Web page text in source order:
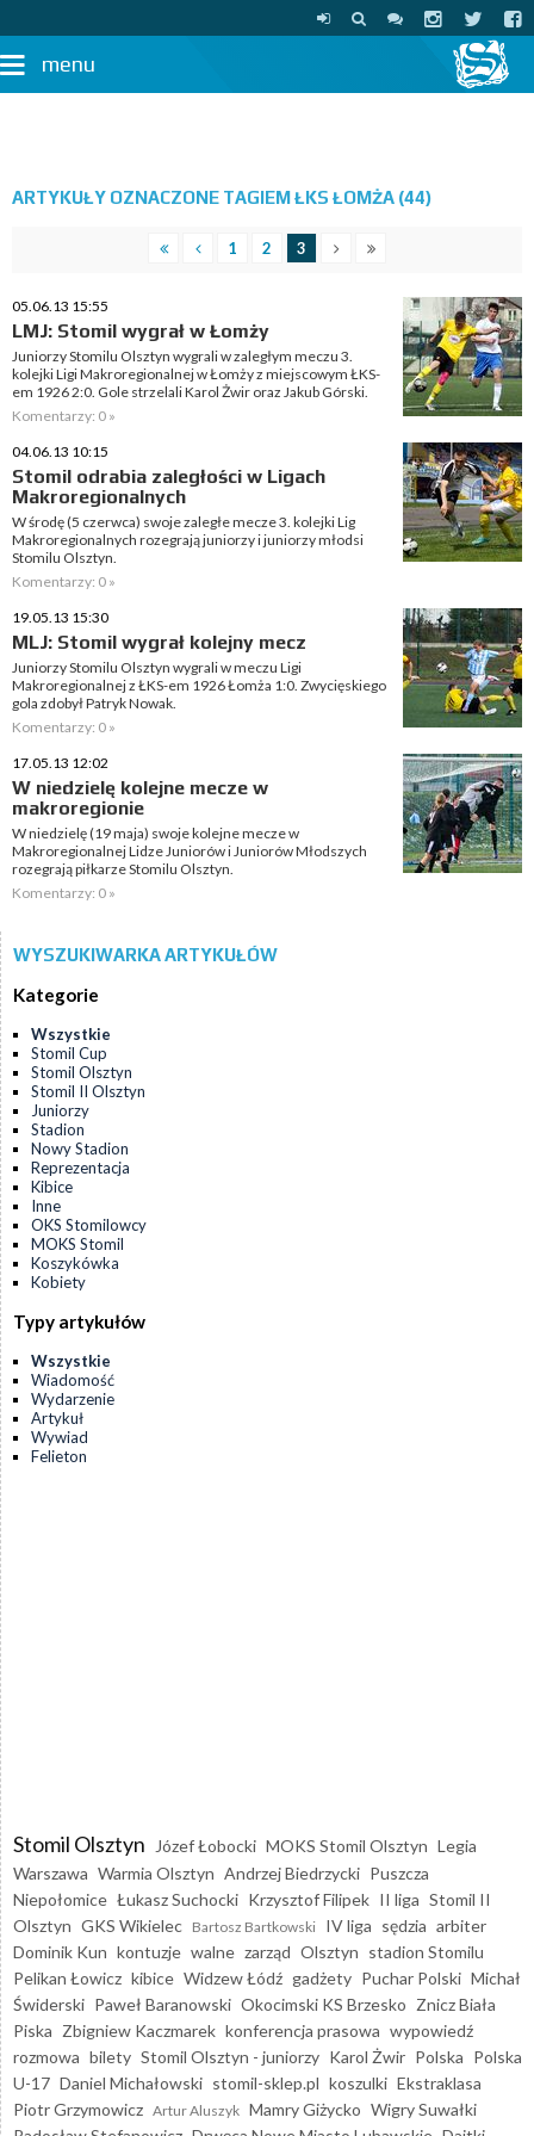
menu
ARTYKUŁY OZNACZONE TAGIEM ŁKS ŁOMŻA (44)
1 2 3
05.06.13 15:55
LMJ: Stomil wygrał w Łomży
Juniorzy Stomilu Olsztyn wygrali w zaległym meczu 3.
kolejki Ligi Makroregionalnej w Łomży z miejscowym ŁKS-
em 1926 2:0. Gole strzelali Karol Żwir oraz Jakub Górski.
Komentarzy: 0 »
04.06.13 10:15
Stomil odrabia zaległości w Ligach
Makroregionalnych
W środę (5 czerwca) swoje zaległe mecze 3. kolejki Lig
Makroregionalnych rozegrają juniorzy i juniorzy młodsi
Stomilu Olsztyn.
Komentarzy: 0 »
19.05.13 15:30
MLJ: Stomil wygrał kolejny mecz
Juniorzy Stomilu Olsztyn wygrali w meczu Ligi
Makroregionalnej z ŁKS-em 1926 Łomża 1:0. Zwycięskiego
gola zdobył Patryk Nowak.
Komentarzy: 0 »
17.05.13 12:02
W niedzielę kolejne mecze w
makroregionie
W niedzielę (19 maja) swoje kolejne mecze w
Makroregionalnej Lidze Juniorów i Juniorów Młodszych
rozegrają piłkarze Stomilu Olsztyn.
Komentarzy: 0 »
WYSZUKIWARKA ARTYKUŁÓW
Kategorie
Wszystkie
Stomil Cup
Stomil Olsztyn
Stomil II Olsztyn
Juniorzy
Stadion
Nowy Stadion
Reprezentacja
Kibice
Inne
OKS Stomilowcy
MOKS Stomil
Koszykówka
Kobiety
Typy artykułów
Wszystkie
Wiadomość
Wydarzenie
Artykuł
Wywiad
Felieton
Stomil Olsztyn Józef Łobocki MOKS Stomil Olsztyn Legia
Warszawa Warmia Olsztyn Andrzej Biedrzycki Puszcza
Niepołomice Łukasz Suchocki Krzysztof Filipek II liga Stomil II
Olsztyn GKS Wikielec Bartosz Bartkowski IV liga sędzia arbiter
Dominik Kun kontuzje walne zarząd Olsztyn stadion Stomilu
Pelikan Łowicz kibice Widzew Łódź gadżety Puchar Polski Michał
Świderski Paweł Baranowski Okocimski KS Brzesko Znicz Biała
Piska Zbigniew Kaczmarek konferencja prasowa wypowiedź
rozmowa bilety Stomil Olsztyn - juniorzy Karol Żwir Polska Polska
U-17 Daniel Michałowski stomil-sklep.pl koszulki Ekstraklasa
Piotr Grzymowicz Artur Aluszyk Mamry Giżycko Wigry Suwałki